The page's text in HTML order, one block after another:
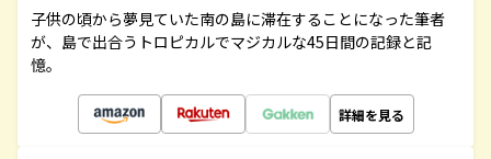
子供の頃から夢見ていた南の島に滞在することになった筆者
が、島で出合うトロピカルでマジカルな45日間の記録と記
憶。
詳細を見る